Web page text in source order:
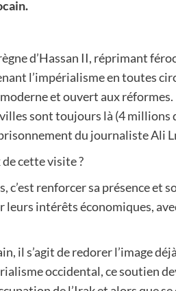
d’Hassan II, réprimant
l’impérialisme en toutes
et ouvert aux réformes.
sont toujours là (4 millions
du journaliste Ali
cette visite ?
c’est renforcer sa présence et
intérêts économiques,
il s’agit de redorer l’image
occidental, ce soutien